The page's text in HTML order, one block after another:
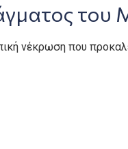
του
νέκρωση που